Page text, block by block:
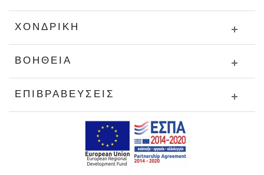
ΧΟΝΔΡΙΚΉ
ΒΟΉΘΕΙΑ
ΕΠΙΒΡΑΒΕΎΣΕΙΣ